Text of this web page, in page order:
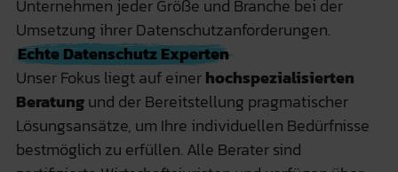
Unternehmen jeder Größe und Branche bei der
Umsetzung ihrer Datenschutzanforderungen.
Echte Datenschutz Experten
Unser Fokus liegt auf einerhochspezialisierten
Beratungund der Bereitstellung pragmatischer
Lösungsansätze, um Ihre individuellen Bedürfnisse
bestmöglich zu erfüllen. Alle Berater sind